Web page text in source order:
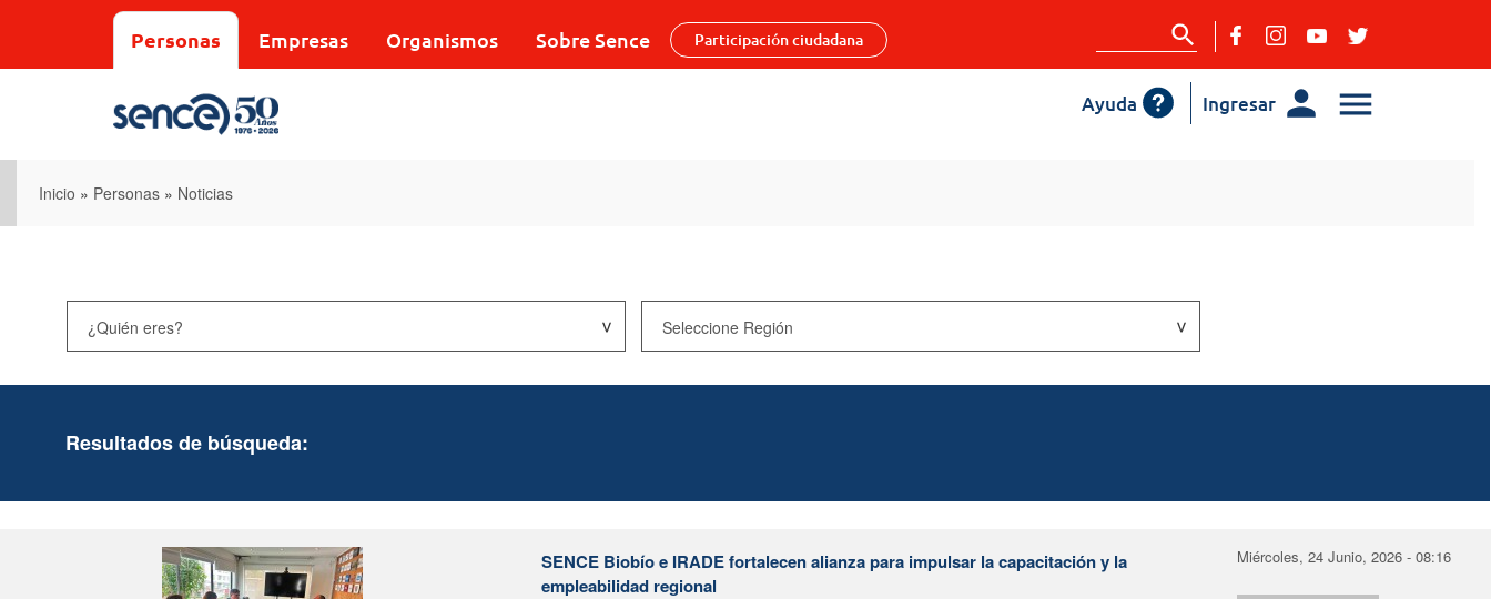
Personas Empresas Organismos Sobre Sence Participación ciudadana
Ingresar
Ayuda
Inicio » Personas » Noticias
Resultados de búsqueda:
SENCE Biobío e IRADE fortalecen alianza para impulsar la capacitación y la
empleabilidad regional
Miércoles, 24 Junio, 2026 - 08:16